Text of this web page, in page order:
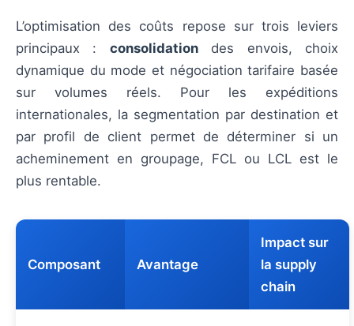
L’optimisation des coûts repose sur trois leviers
principaux : consolidationdes envois, choix
dynamique du mode et négociation tarifaire basée
sur volumes réels. Pour les expéditions
internationales, la segmentation par destination et
par profil de client permet de déterminer si un
acheminement en groupage, FCL ou LCL est le
plus rentable.
Composant Avantage
Impact sur
la supply
chain